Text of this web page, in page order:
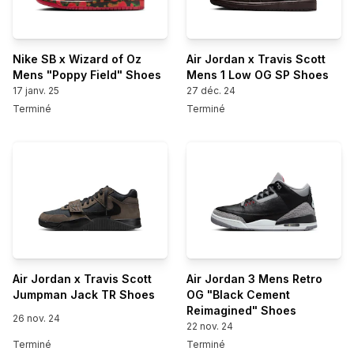
Nike SB x Wizard of Oz
Mens "Poppy Field" Shoes
17 janv. 25
Terminé
Air Jordan x Travis Scott
Mens 1 Low OG SP Shoes
27 déc. 24
Terminé
Air Jordan x Travis Scott
Jumpman Jack TR Shoes
26 nov. 24
Terminé
Air Jordan 3 Mens Retro
OG "Black Cement
Reimagined" Shoes
22 nov. 24
Terminé